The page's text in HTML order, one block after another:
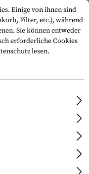
Gummi
Einige von ihnen sind
Filter, etc.), während
Sie können entweder
erforderliche Cookies
lesen.